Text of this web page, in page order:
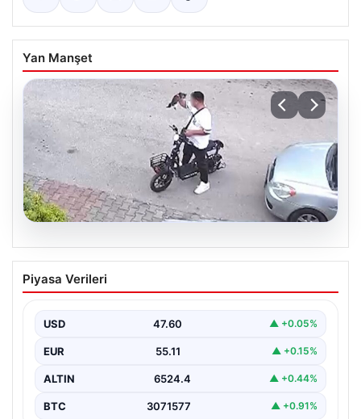
Yan Manşet
Bolu’da Vahşet: Yavru Kediye İşlenen
İğrenç Olay Kameralara Yansıdı
günlerde meydana gelen korkutucu olay, bölgedeki
sakinleri derinden sarstı. Elektrikli…
Piyasa Verileri
USD 47.60 ▲ +0.05%
EUR 55.11 ▲ +0.15%
ALTIN 6524.4 ▲ +0.44%
BTC 3071577 ▲ +0.91%